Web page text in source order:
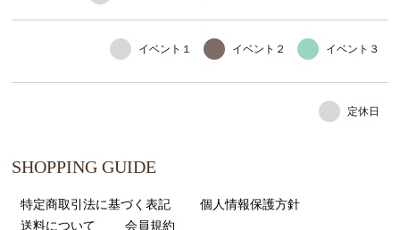
イベント１ イベント２ イベント３
定休日
SHOPPING GUIDE
特定商取引法に基づく表記
個人情報保護方針
送料について
会員規約